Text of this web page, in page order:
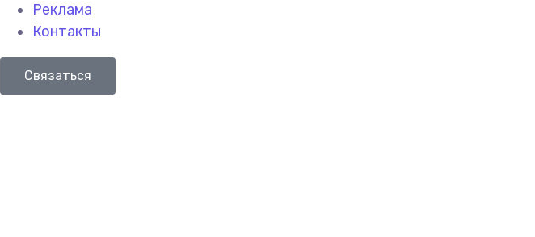
Реклама
Контакты
Связаться